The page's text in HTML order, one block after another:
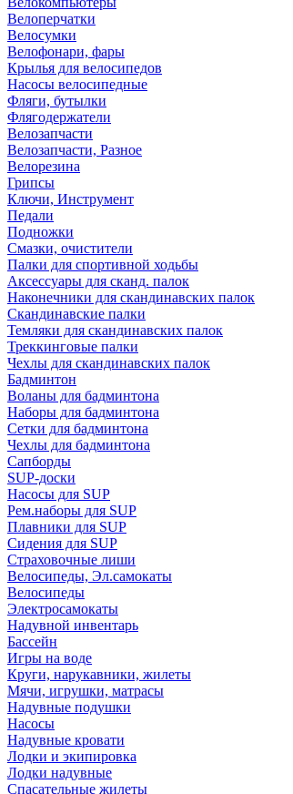
Велоперчатки
Велосумки
Велофонари, фары
Крылья для велосипедов
Насосы велосипедные
Фляги, бутылки
Флягодержатели
Велозапчасти
Велозапчасти, Разное
Велорезина
Грипсы
Ключи, Инструмент
Педали
Подножки
Смазки, очистители
Палки для спортивной ходьбы
Аксессуары для сканд. палок
Наконечники для скандинавских палок
Скандинавские палки
Темляки для скандинавских палок
Треккинговые палки
Чехлы для скандинавских палок
Бадминтон
Воланы для бадминтона
Наборы для бадминтона
Сетки для бадминтона
Чехлы для бадминтона
Сапборды
SUP-доски
Насосы для SUP
Рем.наборы для SUP
Плавники для SUP
Сидения для SUP
Страховочные лиши
Велосипеды, Эл.самокаты
Велосипеды
Электросамокаты
Надувной инвентарь
Бассейн
Игры на воде
Круги, нарукавники, жилеты
Мячи, игрушки, матрасы
Надувные подушки
Насосы
Надувные кровати
Лодки и экипировка
Лодки надувные
Спасательные жилеты